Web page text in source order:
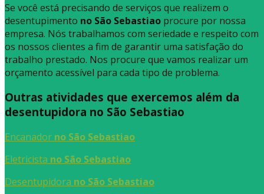
Se você está precisando de serviços que realizem o
desentupimento no São Sebastiao procure por nossa
empresa. Nós trabalhamos com seriedade e respeito com
os nossos clientes a fim de garantir uma satisfação do
trabalho prestado. Nos procure que vamos realizar um
orçamento acessível para cada tipo de problema.
Outras atividades que exercemos além da
desentupidora no São Sebastiao
Encanador no São Sebastiao
Eletricista no São Sebastiao
Desentupidora no São Sebastiao